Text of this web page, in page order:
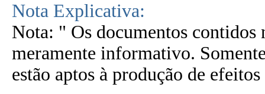
Nota Explicativa:
Nota: " Os documentos contidos
meramente informativo.
estão aptos à produção de